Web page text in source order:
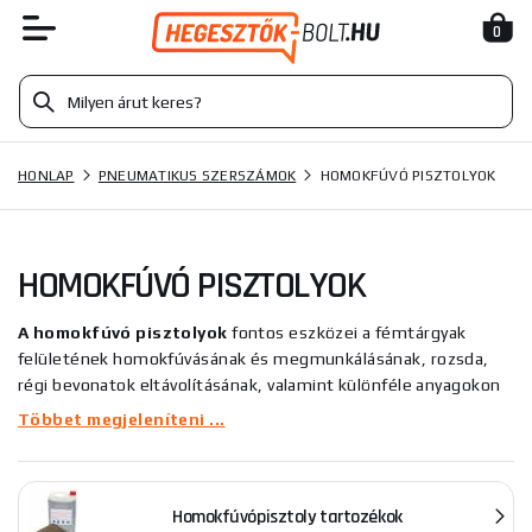
0
HONLAP PNEUMATIKUS SZERSZÁMOK HOMOKFÚVÓ PISZTOLYOK
HOMOKFÚVÓ PISZTOLYOK
A homokfúvó pisztolyok fontos eszközei a fémtárgyak
felületének homokfúvásának és megmunkálásának, rozsda,
régi bevonatok eltávolításának, valamint különféle anyagokon
díszek készítésének. Ezek a fegyverek ideálisak
használatra, és népszerűek a művészeti és kézműves iparban,
mivel hatékonyan tisztítják és kondicionálják a különféle
anyagok felületét.
Többet megjeleníteni ...
Homokfúvópisztoly tartozékok